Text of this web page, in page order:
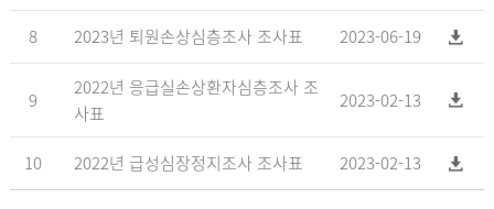
8 2023년 퇴원손상심층조사 조사표 2023-06-19
9
2022년 응급실손상환자심층조사 조
사표
2023-02-13
10 2022년 급성심장정지조사 조사표 2023-02-13